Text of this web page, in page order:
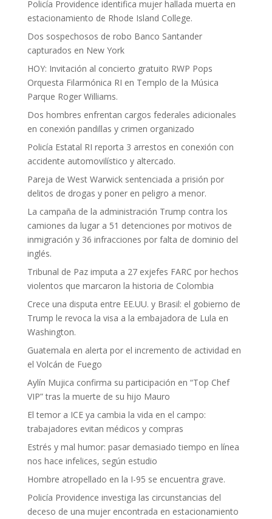
Policía Providence identifica mujer hallada muerta en
estacionamiento de Rhode Island College.
Dos sospechosos de robo Banco Santander
capturados en New York
HOY: Invitación al concierto gratuito RWP Pops
Orquesta Filarmónica RI en Templo de la Música
Parque Roger Williams.
Dos hombres enfrentan cargos federales adicionales
en conexión pandillas y crimen organizado
Policía Estatal RI reporta 3 arrestos en conexión con
accidente automovilístico y altercado.
Pareja de West Warwick sentenciada a prisión por
delitos de drogas y poner en peligro a menor.
La campaña de la administración Trump contra los
camiones da lugar a 51 detenciones por motivos de
inmigración y 36 infracciones por falta de dominio del
inglés.
Tribunal de Paz imputa a 27 exjefes FARC por hechos
violentos que marcaron la historia de Colombia
Crece una disputa entre EE.UU. y Brasil: el gobierno de
Trump le revoca la visa a la embajadora de Lula en
Washington.
Guatemala en alerta por el incremento de actividad en
el Volcán de Fuego
Aylín Mujica confirma su participación en “Top Chef
VIP” tras la muerte de su hijo Mauro
El temor a ICE ya cambia la vida en el campo:
trabajadores evitan médicos y compras
Estrés y mal humor: pasar demasiado tiempo en línea
nos hace infelices, según estudio
Hombre atropellado en la I-95 se encuentra grave.
Policía Providence investiga las circunstancias del
deceso de una mujer encontrada en estacionamiento